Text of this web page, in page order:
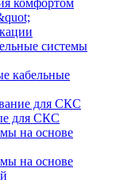
комфортом
системы
кабельные
для СКС
для СКС
на основе
на основе